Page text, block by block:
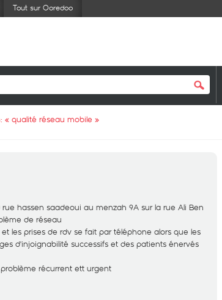
Tout sur Ooredoo
« qualité réseau mobile »
hassen saadeoui au menzah 9A sur la rue Ali Ben
de réseau
les prises de rdv se fait par téléphone alors que les
d'injoignabilité successifs et des patients énervés
récurrent ett urgent